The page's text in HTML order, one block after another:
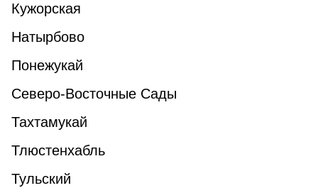
Кужорская
Натырбово
Понежукай
Северо-Восточные Сады
Тахтамукай
Тлюстенхабль
Тульский